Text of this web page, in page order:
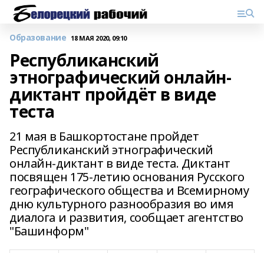
Образование 18 МАЯ 2020, 09:10
Республиканский
этнографический онлайн-
диктант пройдёт в виде
теста
21 мая в Башкортостане пройдет
Республиканский этнографический
онлайн-диктант в виде теста. Диктант
посвящен 175-летию основания Русского
географического общества и Всемирному
дню культурного разнообразия во имя
диалога и развития, сообщает агентство
"Башинформ"